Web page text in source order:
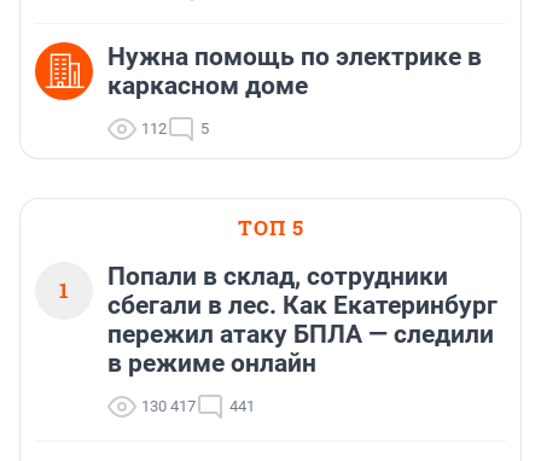
Нужна помощь по электрике в
каркасном доме
112 5
ТОП 5
1
Попали в склад, сотрудники
сбегали в лес. Как Екатеринбург
пережил атаку БПЛА — следили
в режиме онлайн
130 417 441